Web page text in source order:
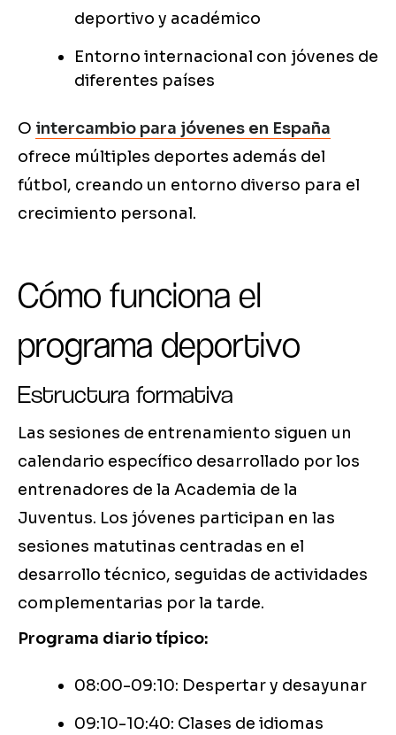
deportivo y académico
Entorno internacional con jóvenes de
diferentes países
O intercambio para jóvenes en España
ofrece múltiples deportes además del
fútbol, creando un entorno diverso para el
crecimiento personal.
Cómo funciona el
programa deportivo
Estructura formativa
Las sesiones de entrenamiento siguen un
calendario específico desarrollado por los
entrenadores de la Academia de la
Juventus. Los jóvenes participan en las
sesiones matutinas centradas en el
desarrollo técnico, seguidas de actividades
complementarias por la tarde.
Programa diario típico:
08:00-09:10: Despertar y desayunar
09:10-10:40: Clases de idiomas